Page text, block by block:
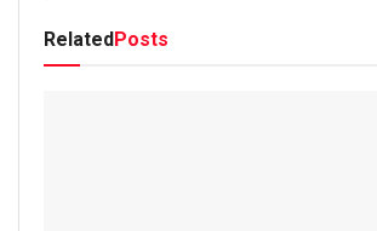
Related Posts